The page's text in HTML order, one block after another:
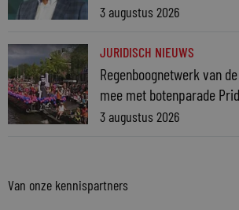
3 augustus 2026
JURIDISCH NIEUWS
Regenboognetwerk van
mee met botenparade
3 augustus 2026
Van onze kennispartners